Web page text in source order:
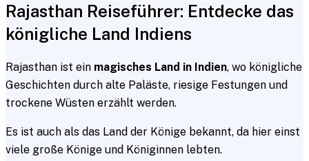
Rajasthan Reiseführer: Entdecke das
königliche Land Indiens
Rajasthan ist ein magisches Land in Indien, wo königliche
Geschichten durch alte Paläste, riesige Festungen und
trockene Wüsten erzählt werden.
Es ist auch als das Land der Könige bekannt, da hier einst
viele große Könige und Königinnen lebten.